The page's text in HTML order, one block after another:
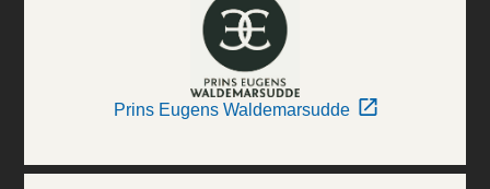
Prins Eugens Waldemarsudde